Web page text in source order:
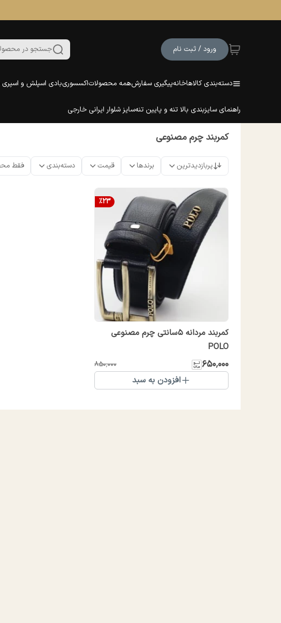
ورود / ثبت نام جستجو در
دسته‌بندی کالاهاخانهپیگیری سفارشهمه محصولاتاکسسوریبادی اسپلش و
راهنمای سایزبندی بالا تنه و پایین تنهسایز شلوار ایرانی خارجی
کمربند چرم مصنوعی
پربازدیدترین برندها قیمت دسته‌بندی فقط
%23
کمربند مردانه 5سانتی چرم مصنوعی
POLO
۶۵۰٬۰۰۰ ۸۵۰٬۰۰۰
افزودن به سبد